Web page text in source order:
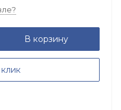
В корзину